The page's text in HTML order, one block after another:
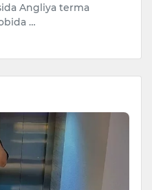
Angliya terma
…